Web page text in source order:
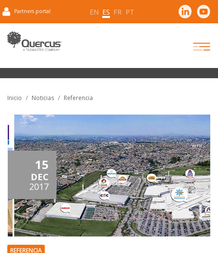
Partners portal EN ES FR PT
Inicio Noticias Referencia
15
DEC
2017
REFERENCIA